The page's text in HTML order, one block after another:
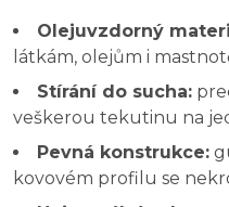
Olejuvzdorný
látkám, olejům i
Stírání do sucha:
veškerou tekutinu na
Pevná konstrukce:
kovovém profilu se